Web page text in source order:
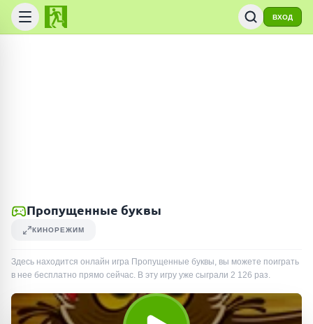
ВХОД
Пропущенные буквы
КИНОРЕЖИМ
Здесь находится онлайн игра Пропущенные буквы, вы можете поиграть
в нее бесплатно прямо сейчас. В эту игру уже сыграли 2 126 раз.